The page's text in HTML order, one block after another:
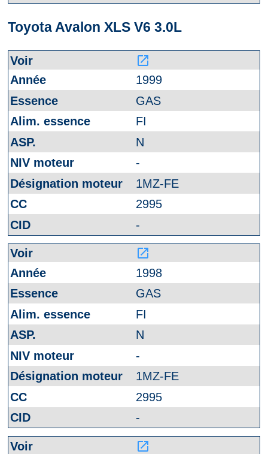
Toyota Avalon XLS V6 3.0L
launch
1999
GAS
FI
N
-
1MZ-FE
2995
-
launch
1998
GAS
FI
N
-
1MZ-FE
2995
-
launch